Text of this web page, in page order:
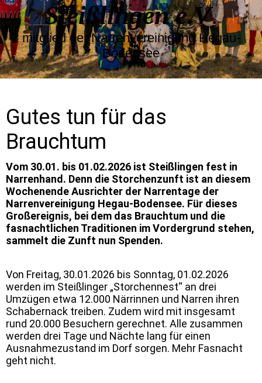
Steißlingen e.V.
mitglied der Narrenvereinigung Hegau-
Bodensee
Gutes tun für das
Brauchtum
Vom 30.01. bis 01.02.2026 ist Steißlingen fest in
Narrenhand. Denn die Storchenzunft ist an diesem
Wochenende Ausrichter der Narrentage der
Narrenvereinigung Hegau-Bodensee. Für dieses
Großereignis, bei dem das Brauchtum und die
fasnachtlichen Traditionen im Vordergrund stehen,
sammelt die Zunft nun Spenden.
Von Freitag, 30.01.2026 bis Sonntag, 01.02.2026
werden im Steißlinger „Storchennest“ an drei
Umzügen etwa 12.000 Närrinnen und Narren ihren
Schabernack treiben. Zudem wird mit insgesamt
rund 20.000 Besuchern gerechnet. Alle zusammen
werden drei Tage und Nächte lang für einen
Ausnahmezustand im Dorf sorgen. Mehr Fasnacht
geht nicht.